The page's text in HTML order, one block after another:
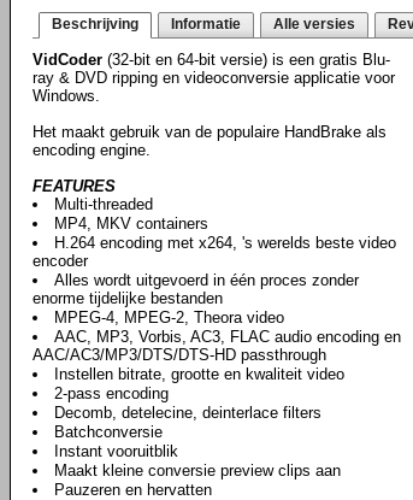
Beschrijving Informatie Alle versies
VidCoder (32-bit en 64-bit versie) is een gratis Blu-
ray & DVD ripping en videoconversie applicatie voor
Windows.
Het maakt gebruik van de populaire HandBrake als
encoding engine.
FEATURES
Multi-threaded
MP4, MKV containers
H.264 encoding met x264, 's werelds beste video
encoder
Alles wordt uitgevoerd in één proces zonder
enorme tijdelijke bestanden
MPEG-4, MPEG-2, Theora video
AAC, MP3, Vorbis, AC3, FLAC audio encoding en
AAC/AC3/MP3/DTS/DTS-HD passthrough
Instellen bitrate, grootte en kwaliteit video
2-pass encoding
Decomb, detelecine, deinterlace filters
Batchconversie
Instant vooruitblik
Maakt kleine conversie preview clips aan
Pauzeren en hervatten